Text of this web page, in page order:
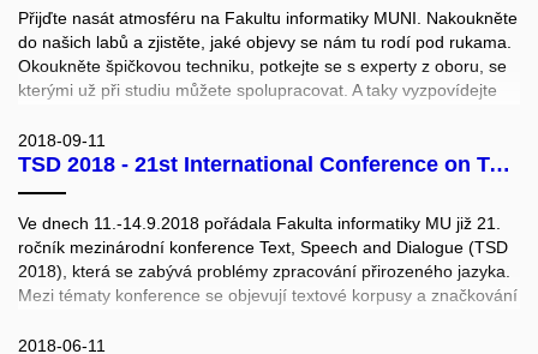
Přijďte nasát atmosféru na Fakultu informatiky MUNI. Nakoukněte
do našich labů a zjistěte, jaké objevy se nám tu rodí pod rukama.
Okoukněte špičkovou techniku, potkejte se s experty z oboru, se
kterými už při studiu můžete spolupracovat. A taky vyzpovídejte
si dát pozor. Dozvíte se podrobnosti o nových studijních
programech, přijímačkách, i o tom, jak se dostat na FI bez
2018-09-11
TSD 2018 - 21st International Conference on Text, Speech and Dialogue
Ve dnech 11.-14.9.2018 pořádala Fakulta informatiky MU již 21.
ročník mezinárodní konference Text, Speech and Dialogue (TSD
2018), která se zabývá problémy zpracování přirozeného jazyka.
Mezi tématy konference se objevují textové korpusy a značkování
zjednoznačnění, problematika rozboru textu a další.
2018-06-11